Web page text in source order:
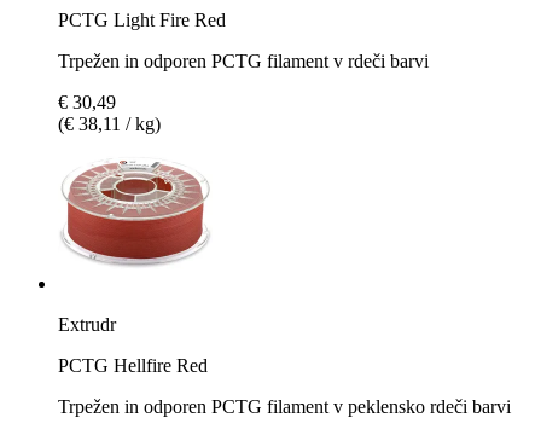
PCTG Light Fire Red
Trpežen in odporen PCTG filament v rdeči barvi
€ 30,49
(€ 38,11 / kg)
Extrudr
PCTG Hellfire Red
Trpežen in odporen PCTG filament v peklensko rdeči barvi